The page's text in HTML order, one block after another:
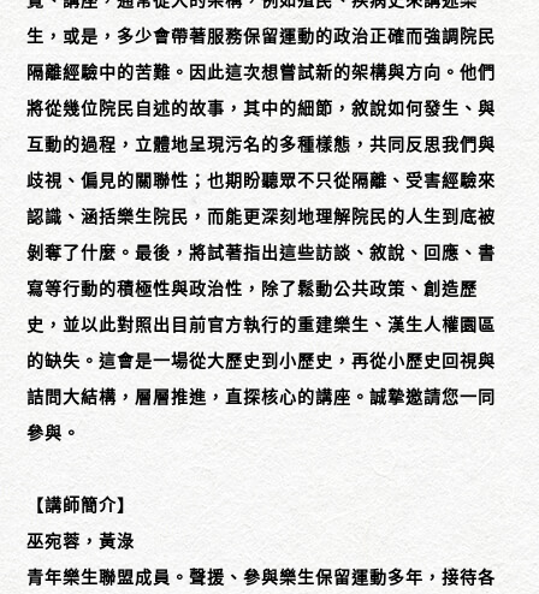
生，或是，多少會帶著服務保留運動的政治正確而強調院民
隔離經驗中的苦難。因此這次想嘗試新的架構與方向。他們
將從幾位院民自述的故事，其中的細節，敘說如何發生、與
互動的過程，立體地呈現污名的多種樣態，共同反思我們與
歧視、偏見的關聯性；也期盼聽眾不只從隔離、受害經驗來
認識、涵括樂生院民，而能更深刻地理解院民的人生到底被
剝奪了什麼。最後，將試著指出這些訪談、敘說、回應、書
寫等行動的積極性與政治性，除了鬆動公共政策、創造歷
史，並以此對照出目前官方執行的重建樂生、漢生人權園區
的缺失。這會是一場從大歷史到小歷史，再從小歷史回視與
詰問大結構，層層推進，直探核心的講座。誠摯邀請您一同
參與。
【講師簡介】
巫宛蓉，黃淥
青年樂生聯盟成員。聲援、參與樂生保留運動多年，接待各